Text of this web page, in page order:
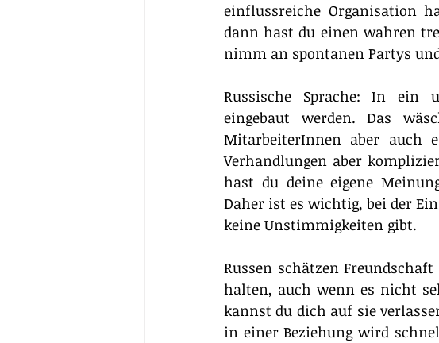
einflussreiche Organisation
dann hast du einen wahren
nimm an spontanen Partys
Russische Sprache: In ein
eingebaut werden. Das
MitarbeiterInnen aber auch
Verhandlungen aber
hast du deine eigene
Daher ist es wichtig, bei der
keine Unstimmigkeiten gibt.
Russen schätzen
halten, auch wenn es nicht
kannst du dich auf sie
in einer Beziehung wird